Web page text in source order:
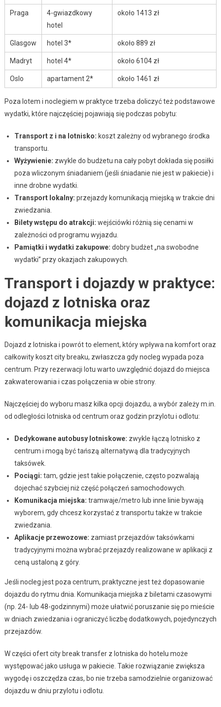
Praga
4-gwiazdkowy
hotel
około 1413 zł
Glasgow hotel 3* około 889 zł
Madryt hotel 4* około 6104 zł
Oslo apartament 2* około 1461 zł
Poza lotem i noclegiem w praktyce trzeba doliczyć też podstawowe
wydatki, które najczęściej pojawiają się podczas pobytu:
Transport z i na lotnisko: koszt zależny od wybranego środka
transportu.
Wyżywienie: zwykle do budżetu na cały pobyt dokłada się posiłki
poza wliczonym śniadaniem (jeśli śniadanie nie jest w pakiecie) i
inne drobne wydatki.
Transport lokalny: przejazdy komunikacją miejską w trakcie dni
zwiedzania.
Bilety wstępu do atrakcji: wejściówki różnią się cenami w
zależności od programu wyjazdu.
Pamiątki i wydatki zakupowe: dobry budżet „na swobodne
wydatki” przy okazjach zakupowych.
Transport i dojazdy w praktyce:
dojazd z lotniska oraz
komunikacja miejska
Dojazd z lotniska i powrót to element, który wpływa na komfort oraz
całkowity koszt city breaku, zwłaszcza gdy nocleg wypada poza
centrum. Przy rezerwacji lotu warto uwzględnić dojazd do miejsca
zakwaterowania i czas połączenia w obie strony.
Najczęściej do wyboru masz kilka opcji dojazdu, a wybór zależy m.in.
od odległości lotniska od centrum oraz godzin przylotu i odlotu:
Dedykowane autobusy lotniskowe: zwykle łączą lotnisko z
centrum i mogą być tańszą alternatywą dla tradycyjnych
taksówek.
Pociągi: tam, gdzie jest takie połączenie, często pozwalają
dojechać szybciej niż część połączeń samochodowych.
Komunikacja miejska: tramwaje/metro lub inne linie bywają
wyborem, gdy chcesz korzystać z transportu także w trakcie
zwiedzania.
Aplikacje przewozowe: zamiast przejazdów taksówkami
tradycyjnymi można wybrać przejazdy realizowane w aplikacji z
ceną ustaloną z góry.
Jeśli nocleg jest poza centrum, praktyczne jest też dopasowanie
dojazdu do rytmu dnia. Komunikacja miejska z biletami czasowymi
(np. 24- lub 48-godzinnymi) może ułatwić poruszanie się po mieście
w dniach zwiedzania i ograniczyć liczbę dodatkowych, pojedynczych
przejazdów.
W części ofert city break transfer z lotniska do hotelu może
występować jako usługa w pakiecie. Takie rozwiązanie zwiększa
wygodę i oszczędza czas, bo nie trzeba samodzielnie organizować
dojazdu w dniu przylotu i odlotu.